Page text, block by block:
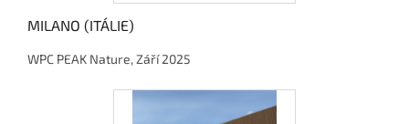
MILANO (ITÁLIE)
WPC PEAK Nature, Září 2025